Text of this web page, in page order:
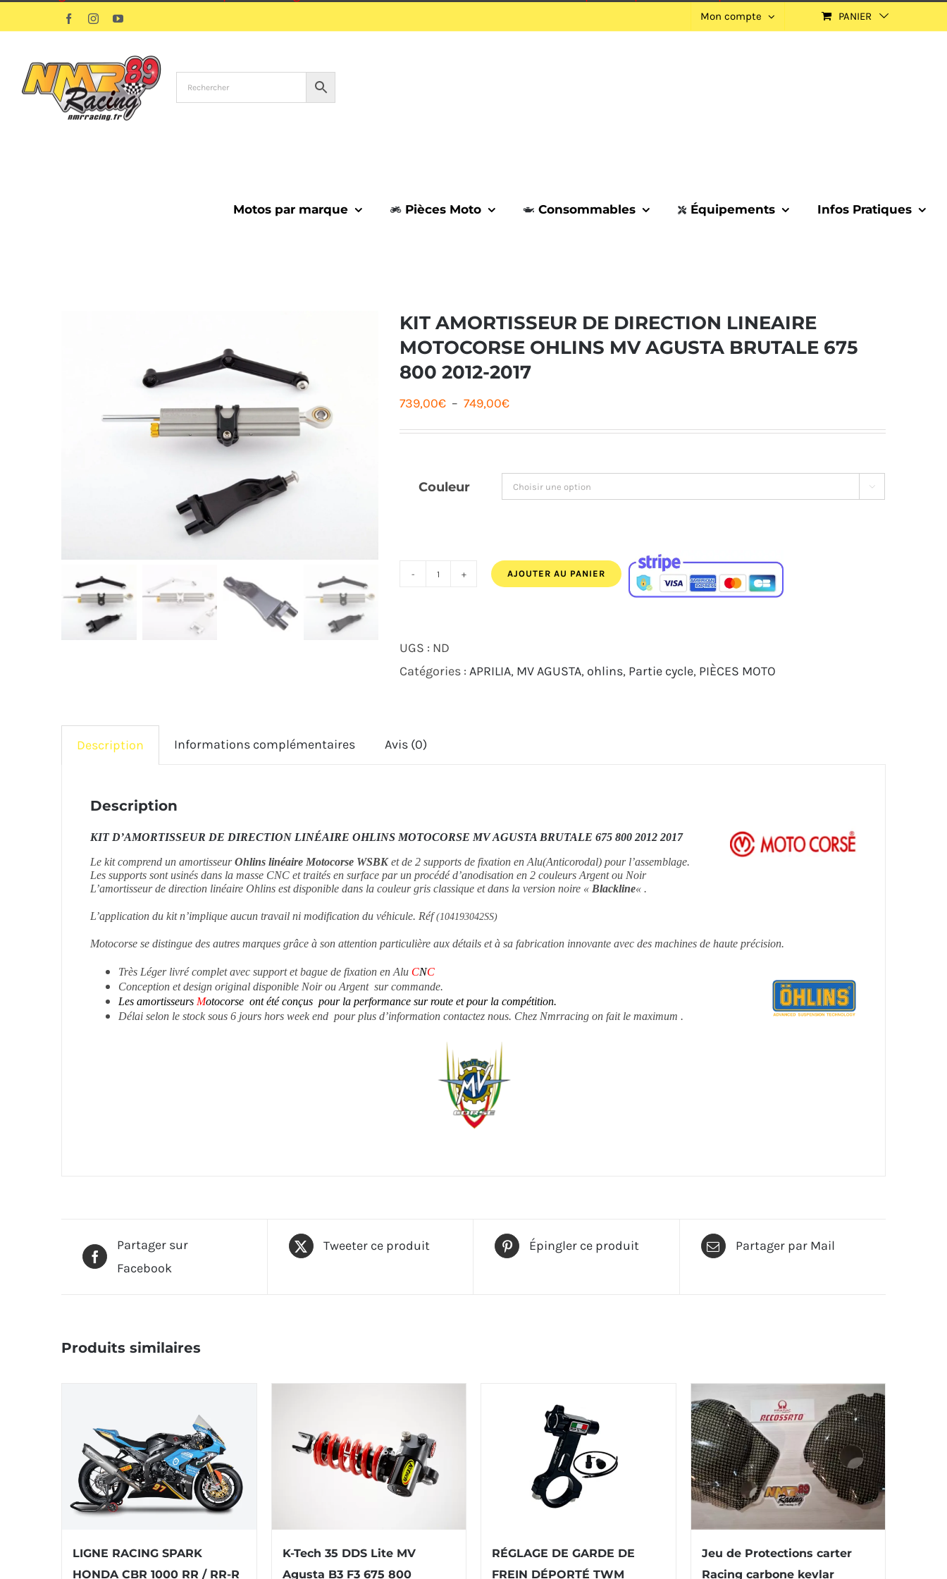
1 septembre.
au
FacebookInstagramYouTube Mon compte PANIER
Motos par marque Pièces Moto Consommables Équipements Infos Pratiques
KIT AMORTISSEUR DE DIRECTION LINEAIRE
MOTOCORSE OHLINS MV AGUSTA BRUTALE 675
800 2012-2017
739,00€ – 749,00€Plage
739,00€
à
Couleur 
quantité
AMORTISSEUR
DE
BRUTALE
675
800
AJOUTER AU PANIER
UGS : ND
Catégories : APRILIA MV AGUSTA ohlins Partie cycle PIÈCES MOTO
Description Informations complémentaires Avis (0)
Description
KIT D’AMORTISSEUR DE DIRECTION LINÉAIRE OHLINS MOTOCORSE MV AGUSTA BRUTALE 675 800 2012 2017
Le kit comprend un amortisseurOhlins linéaire Motocorse WSBKet de 2 supports de fixation en Alu(Anticorodal) pour l’assemblage.
Les supports sont usinés dans la masse CNC et traités en surface par un procédé d’anodisation en 2 couleurs Argent ou Noir
L’amortisseur de direction linéaire Ohlins est disponible dans la couleur gris classique et dans la version noire « Blackline« .
L’application du kit n’implique aucun travail ni modification du véhicule. Réf(104193042SS)
Motocorse se distingue des autres marques grâce à son attention particulière aux détails et à sa fabrication innovante avec des machines de haute précision.
Très Léger livré complet avec support et bague de fixation en Alu CNC
Conception et design original disponible Noir ou Argent sur commande.
Les amortisseurs Motocorse ont été conçus pour la performance sur route et pour la compétition.
Délai selon le stock sous 6 jours hors week end pour plus d’information contactez nous. Chez Nmrracing on fait le maximum .
Partager sur
Facebook
Tweeter ce produit Épingler ce produit Partager par Mail
Produits similaires
LIGNE RACING SPARK
HONDA CBR 1000 RR / RR-R
K-Tech 35 DDS Lite MV
Agusta B3 F3 675 800
RÉGLAGE DE GARDE DE
FREIN DÉPORTÉ TWM
Jeu de Protections carter
Racing carbone kevlar